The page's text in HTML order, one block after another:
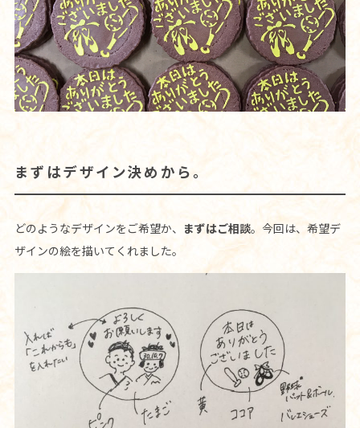
まずはデザイン決めから。
どのようなデザインをご希望か、 まずはご相談。今回は、希望デ
ザインの絵を描いてくれました。